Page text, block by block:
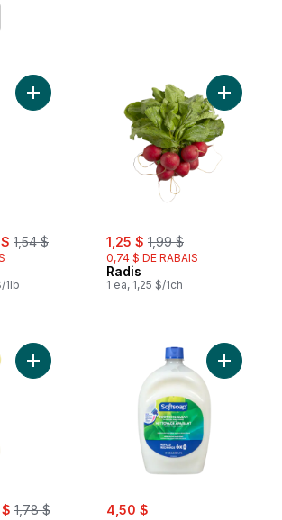
, formerly:
1,54 $
1lb
Ajouter Courgette au panier
sale:
1,25 $ , formerly:
1,99 $
0,74 $ DE RABAIS
Radis
1 ea, 1,25 $/1ch
Ajouter
, formerly:
1,78 $
Ajouter Courgettes jaunes au panier
sale:
4,50 $
Ajouter